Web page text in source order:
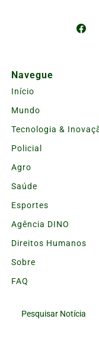
Navegue
Início
Mundo
Tecnologia &
Policial
Agro
Saúde
Esportes
Agência DINO
Direitos Humanos
Sobre
FAQ
Pesquisar Notícia